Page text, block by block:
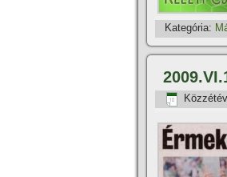
Kategória: